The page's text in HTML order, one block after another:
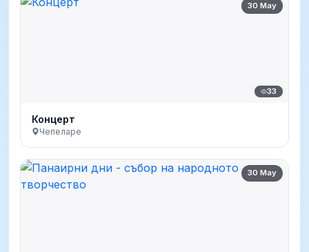
30 May
33
Концерт
Чепеларе
30 May